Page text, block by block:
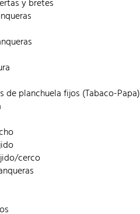
y bretes
de planchuela fijos (Tabaco-Papa)
cerco